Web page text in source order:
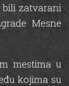
bili zatvarani
Mesne
mestima u
kojima su